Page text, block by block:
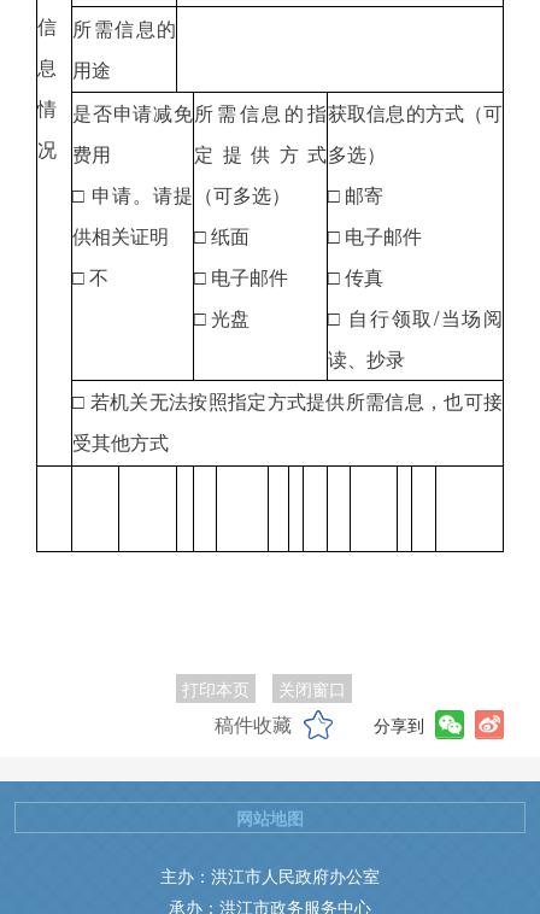
信
息
情
况
所需信息的
用途
是否申请减免
费用
□ 申请。请提
供相关证明
□ 不
所需信息的指
定提供方式
（可多选）
□ 纸面
□ 电子邮件
□ 光盘
获取信息的方式（可
多选）
□ 邮寄
□ 电子邮件
□ 传真
□ 自行领取/当场阅
读、抄录
□ 若机关无法按照指定方式提供所需信息，也可接
受其他方式
打印本页 关闭窗口
稿件收藏 分享到
主办：洪江市人民政府办公室
承办：洪江市政务服务中心
网站地图